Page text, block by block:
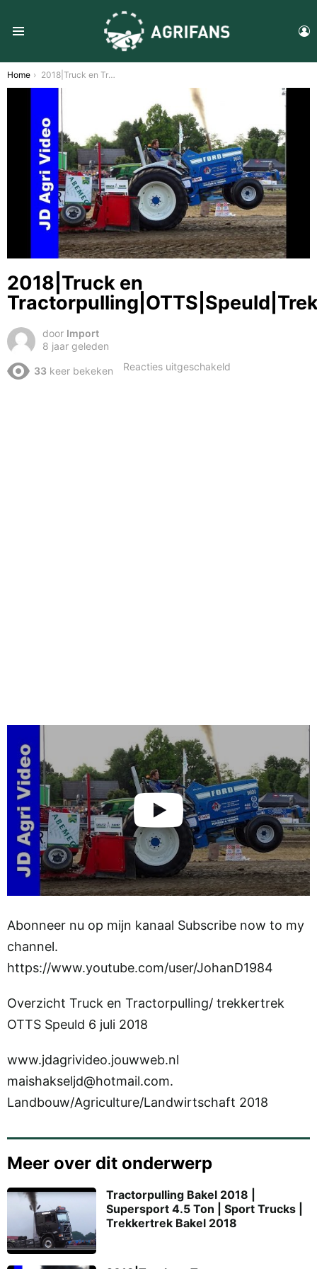
You are here:
Home 2018|Truck en Tractorpulling|OTTS|Speuld|Trekkertrek|NL
2018|Truck en
door Import
8 jaar geleden
33 keer bekeken Reacties uitgeschakeld
Abonneer nu op mijn kanaal Subscribe now to my
channel.
https://www.youtube.com/user/JohanD1984
Overzicht Truck en Tractorpulling/ trekkertrek
OTTS Speuld 6 juli 2018
www.jdagrivideo.jouwweb.nl
maishakseljd@hotmail.com.
Landbouw/Agriculture/Landwirtschaft 2018
Meer over dit onderwerp
Tractorpulling Bakel 2018 |
Supersport 4.5 Ton | Sport Trucks |
Trekkertrek Bakel 2018